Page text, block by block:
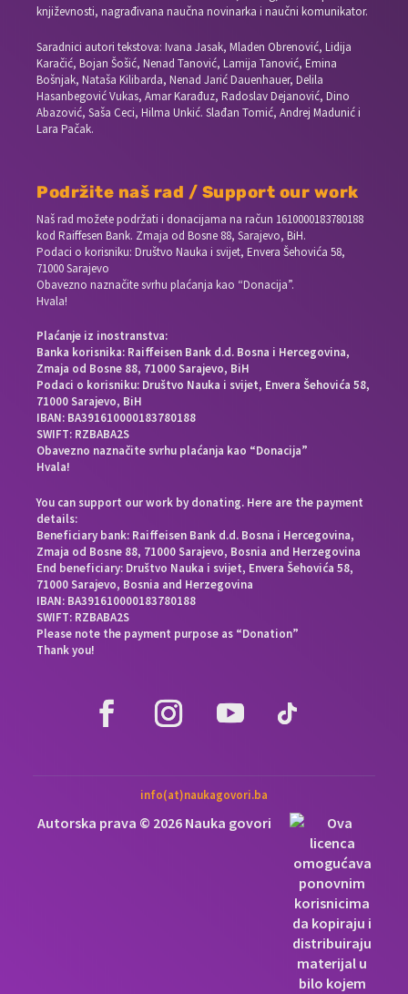
književnosti, nagrađivana naučna novinarka i naučni komunikator.
Saradnici autori tekstova: Ivana Jasak, Mladen Obrenović, Lidija
Karačić, Bojan Šošić, Nenad Tanović, Lamija Tanović, Emina
Bošnjak, Nataša Kilibarda, Nenad Jarić Dauenhauer, Delila
Hasanbegović Vukas, Amar Karađuz, Radoslav Dejanović, Dino
Abazović, Saša Ceci, Hilma Unkić. Slađan Tomić, Andrej Madunić i
Lara Pačak.
Podržite naš rad / Support our work
Naš rad možete podržati i donacijama na račun 1610000183780188
kod Raiffesen Bank. Zmaja od Bosne 88, Sarajevo, BiH.
Podaci o korisniku: Društvo Nauka i svijet, Envera Šehovića 58,
71000 Sarajevo
Obavezno naznačite svrhu plaćanja kao “Donacija”.
Hvala!
Plaćanje iz inostranstva:
Banka korisnika: Raiffeisen Bank d.d. Bosna i Hercegovina,
Zmaja od Bosne 88, 71000 Sarajevo, BiH
Podaci o korisniku: Društvo Nauka i svijet, Envera Šehovića 58,
71000 Sarajevo, BiH
IBAN: BA391610000183780188
SWIFT: RZBABA2S
Obavezno naznačite svrhu plaćanja kao “Donacija”
Hvala!
You can support our work by donating. Here are the payment
details:
Beneficiary bank: Raiffeisen Bank d.d. Bosna i Hercegovina,
Zmaja od Bosne 88, 71000 Sarajevo, Bosnia and Herzegovina
End beneficiary: Društvo Nauka i svijet, Envera Šehovića 58,
71000 Sarajevo, Bosnia and Herzegovina
IBAN: BA391610000183780188
SWIFT: RZBABA2S
Please note the payment purpose as “Donation”
Thank you!
info(at)naukagovori.ba
Autorska prava © 2026 Nauka govori